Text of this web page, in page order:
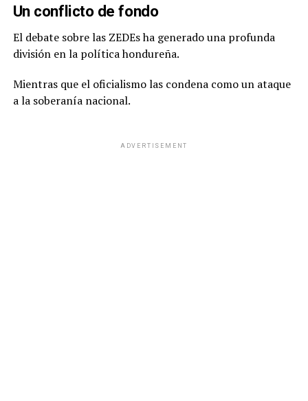
Un conflicto de fondo
El debate sobre las ZEDEs ha generado una profunda
división en la política hondureña.
Mientras que el oficialismo las condena como un ataque
a la soberanía nacional.
ADVERTISEMENT